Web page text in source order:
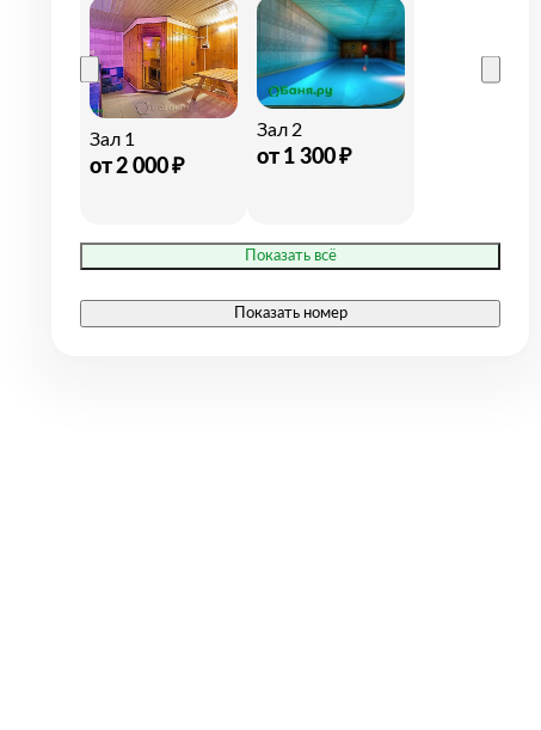
Зал 1
от2 000 ₽
Зал 2
от 1 300 ₽
Показать всё
Показать номер